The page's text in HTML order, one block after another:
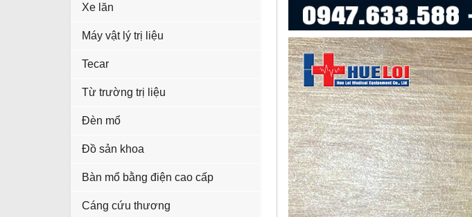
Xe lăn
Máy vật lý trị liệu
Tecar
Từ trường trị liệu
Đèn mổ
Đồ sản khoa
Bàn mổ bằng điện cao cấp
Cáng cứu thương